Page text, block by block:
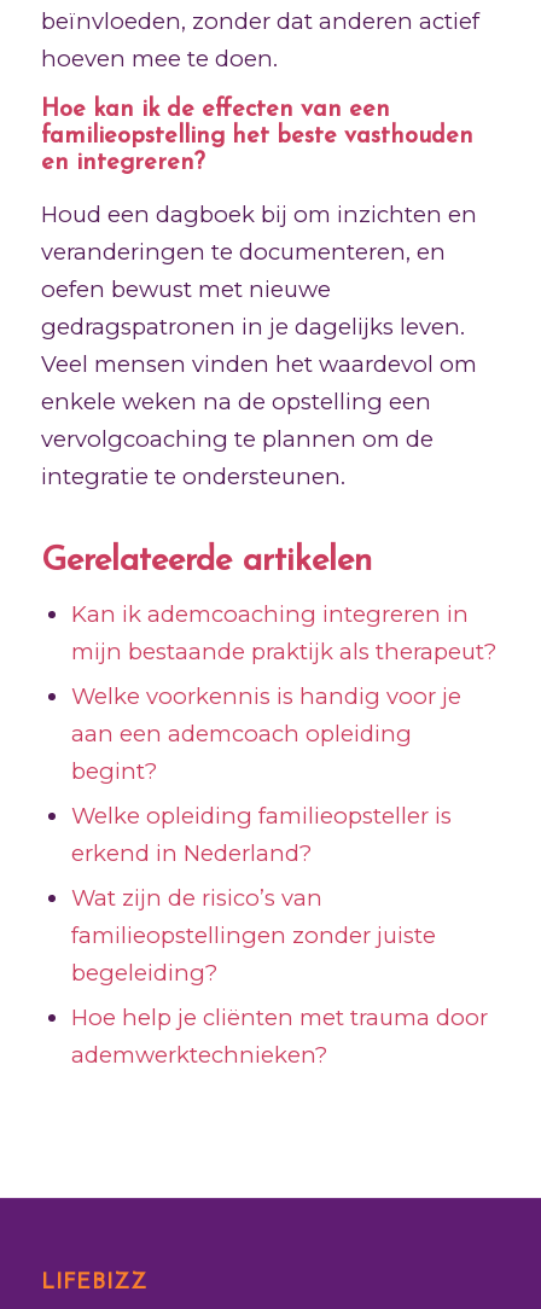
beïnvloeden, zonder dat anderen actief
hoeven mee te doen.
Hoe kan ik de effecten van een
familieopstelling het beste vasthouden
en integreren?
Houd een dagboek bij om inzichten en
veranderingen te documenteren, en
oefen bewust met nieuwe
gedragspatronen in je dagelijks leven.
Veel mensen vinden het waardevol om
enkele weken na de opstelling een
vervolgcoaching te plannen om de
integratie te ondersteunen.
Gerelateerde artikelen
Kan ik ademcoaching integreren in
mijn bestaande praktijk als therapeut?
Welke voorkennis is handig voor je
aan een ademcoach opleiding
begint?
Welke opleiding familieopsteller is
erkend in Nederland?
Wat zijn de risico’s van
familieopstellingen zonder juiste
begeleiding?
Hoe help je cliënten met trauma door
ademwerktechnieken?
LIFEBIZZ